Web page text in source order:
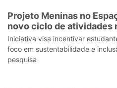
Projeto Meninas no
novo ciclo de atividades
Iniciativa visa incentivar
foco em sustentabilidade e
pesquisa